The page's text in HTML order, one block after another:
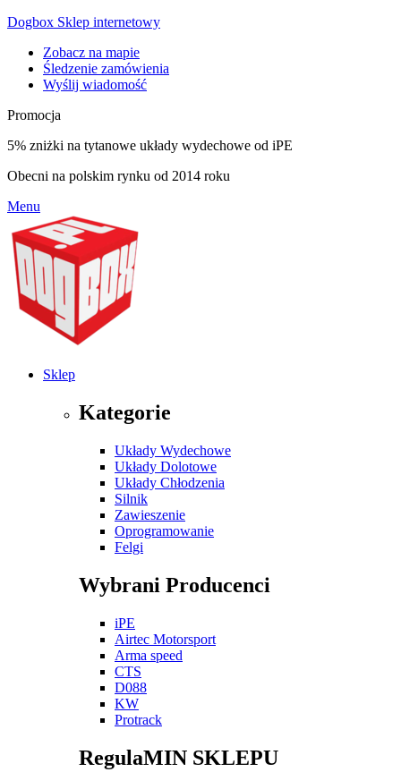
Dogbox Sklep internetowy
Zobacz na mapie
Śledzenie zamówienia
Wyślij wiadomość
Promocja
5% zniżki na tytanowe układy wydechowe od iPE
Obecni na polskim rynku od 2014 roku
Menu
Sklep
Kategorie
Układy Wydechowe
Układy Dolotowe
Układy Chłodzenia
Silnik
Zawieszenie
Oprogramowanie
Felgi
Wybrani Producenci
iPE
Airtec Motorsport
Arma speed
CTS
D088
KW
Protrack
RegulaMIN SKLEPU